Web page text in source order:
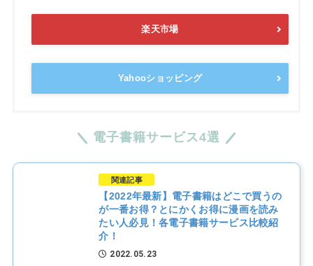
楽天市場
Yahooショッピング
電子書籍サービス4選
関連記事
【2022年最新】電子書籍はどこで買うの
が一番お得？とにかくお得に漫画を読み
たい人必見！各電子書籍サービス比較紹
介！
2022.05.23